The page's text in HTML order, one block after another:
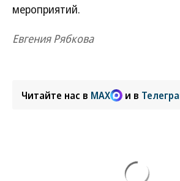
мероприятий.
Евгения Рябкова
Читайте нас в MAX и в